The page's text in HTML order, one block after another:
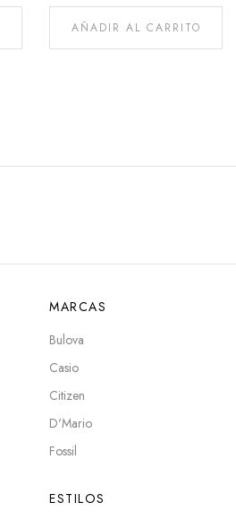
AÑADIR AL CARRITO
MARCAS
Bulova
Casio
Citizen
D'Mario
Fossil
ESTILOS